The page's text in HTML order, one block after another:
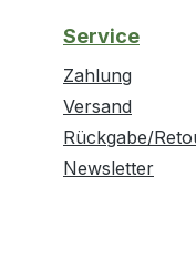
Service
Zahlung
Versand
Rückgabe/
Newsletter